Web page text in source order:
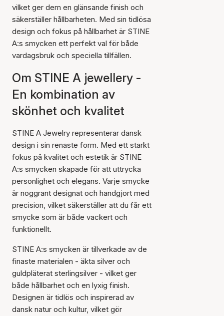
vilket ger dem en glänsande finish och
säkerställer hållbarheten. Med sin tidlösa
design och fokus på hållbarhet är STINE
A:s smycken ett perfekt val för både
vardagsbruk och speciella tillfällen.
Om STINE A jewellery -
En kombination av
skönhet och kvalitet
STINE A Jewelry representerar dansk
design i sin renaste form. Med ett starkt
fokus på kvalitet och estetik är STINE
A:s smycken skapade för att uttrycka
personlighet och elegans. Varje smycke
är noggrant designat och handgjort med
precision, vilket säkerställer att du får ett
smycke som är både vackert och
funktionellt.
STINE A:s smycken är tillverkade av de
finaste materialen - äkta silver och
guldpläterat sterlingsilver - vilket ger
både hållbarhet och en lyxig finish.
Designen är tidlös och inspirerad av
dansk natur och kultur, vilket gör